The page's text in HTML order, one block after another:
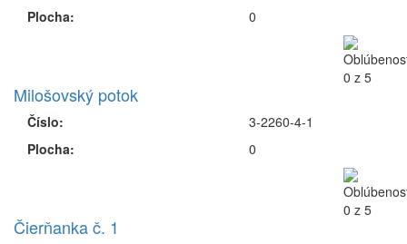
Plocha:
0
Milošovský potok
Číslo:
Plocha:
3-2260-4-1
0
Čierňanka č. 1